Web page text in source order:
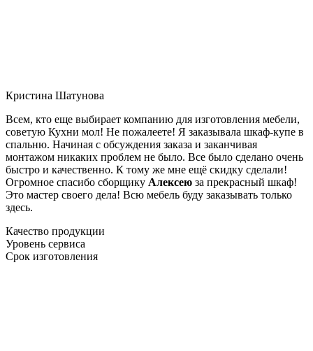
Кристина Шатунова
Всем, кто еще выбирает компанию для изготовления мебели,
советую Кухни мол! Не пожалеете! Я заказывала шкаф-купе в
спальню. Начиная с обсуждения заказа и заканчивая
монтажом никаких проблем не было. Все было сделано очень
быстро и качественно. К тому же мне ещё скидку сделали!
Огромное спасибо сборщику Алексею за прекрасный шкаф!
Это мастер своего дела! Всю мебель буду заказывать только
здесь.
Качество продукции
Уровень сервиса
Срок изготовления